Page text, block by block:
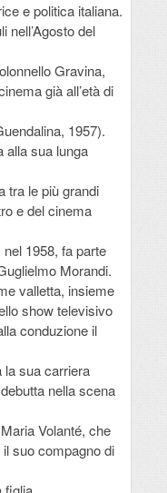
e politica italiana.
nell’Agosto del
Gravina,
già all’età di
1957).
alla sua lunga
tra le più grandi
e del cinema
1958, fa parte
Morandi.
valletta, insieme
show televisivo
conduzione il
la sua carriera
nella scena
Volanté, che
suo compagno di